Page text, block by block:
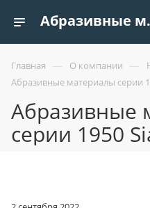
Абразивные
Главная — О компании —
Абразивные материалы серии
Абразивные
серии 1950